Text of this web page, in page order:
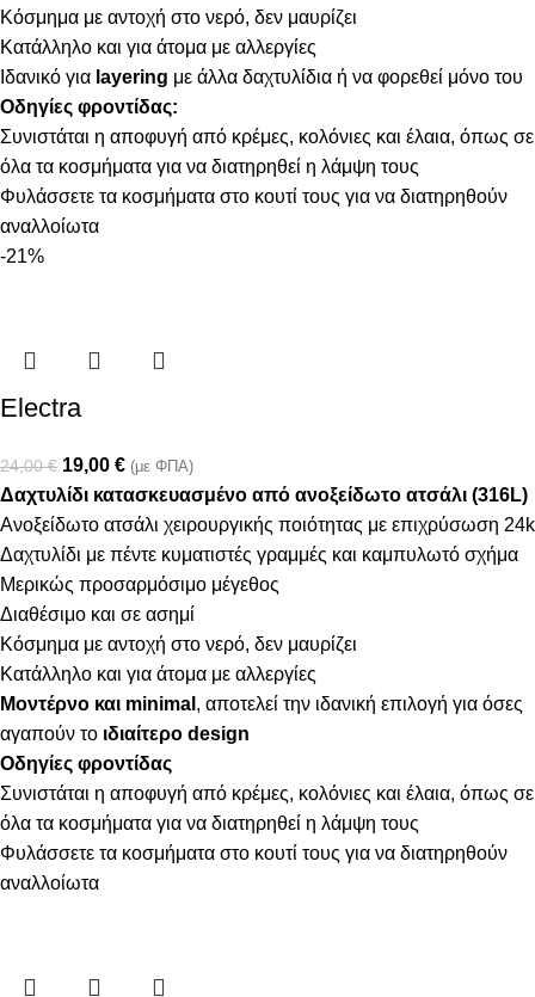
Κόσμημα με αντοχή στο νερό, δεν μαυρίζει
Κατάλληλο και για άτομα με αλλεργίες
Ιδανικό για layering με άλλα δαχτυλίδια ή να φορεθεί μόνο του
Οδηγίες φροντίδας:
Συνιστάται η αποφυγή από κρέμες, κολόνιες και έλαια, όπως σε
όλα τα κοσμήματα για να διατηρηθεί η λάμψη τους
Φυλάσσετε τα κοσμήματα στο κουτί τους για να διατηρηθούν
αναλλοίωτα
-21%
Electra
24,00€ 19,00 € (με ΦΠΑ)
Δαχτυλίδι κατασκευασμένο από ανοξείδωτο ατσάλι (316L)
Ανοξείδωτο ατσάλι χειρουργικής ποιότητας με επιχρύσωση 24k
Δαχτυλίδι με πέντε κυματιστές γραμμές και καμπυλωτό σχήμα
Μερικώς προσαρμόσιμο μέγεθος
Διαθέσιμο και σε ασημί
Κόσμημα με αντοχή στο νερό, δεν μαυρίζει
Κατάλληλο και για άτομα με αλλεργίες
Μοντέρνο και minimal , αποτελεί την ιδανική επιλογή για όσες
αγαπούν το ιδιαίτερο design
Οδηγίες φροντίδας
Συνιστάται η αποφυγή από κρέμες, κολόνιες και έλαια, όπως σε
όλα τα κοσμήματα για να διατηρηθεί η λάμψη τους
Φυλάσσετε τα κοσμήματα στο κουτί τους για να διατηρηθούν
αναλλοίωτα